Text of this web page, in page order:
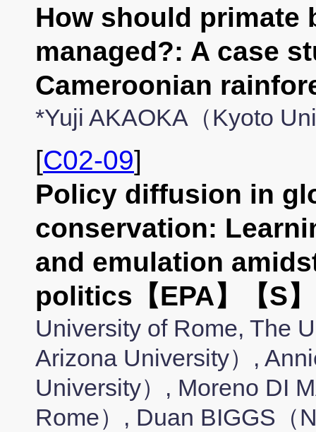
How should primate
managed?: A case
Cameroonian
*Yuji AKAOKA（Kyoto
[C02-09]
Policy diffusion in
conservation:
and emulation
politics【EPA】【S】
University of Rome, The
Arizona University）,
University）, Moreno DI
Rome）, Duan BIGGS（